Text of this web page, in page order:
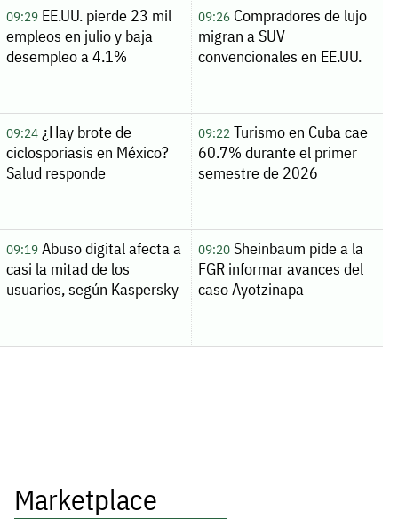
09:29EE.UU. pierde 23 mil
empleos en julio y baja
desempleo a 4.1%
09:26Compradores de lujo
migran a SUV
convencionales en EE.UU.
09:24¿Hay brote de
ciclosporiasis en México?
Salud responde
09:22Turismo en Cuba cae
60.7% durante el primer
semestre de 2026
09:19Abuso digital afecta a
casi la mitad de los
usuarios, según Kaspersky
09:20Sheinbaum pide a la
FGR informar avances del
caso Ayotzinapa
Marketplace